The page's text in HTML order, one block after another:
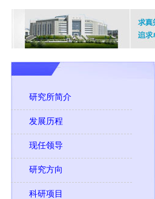
研究所简介
发展历程
现任领导
研究方向
科研项目